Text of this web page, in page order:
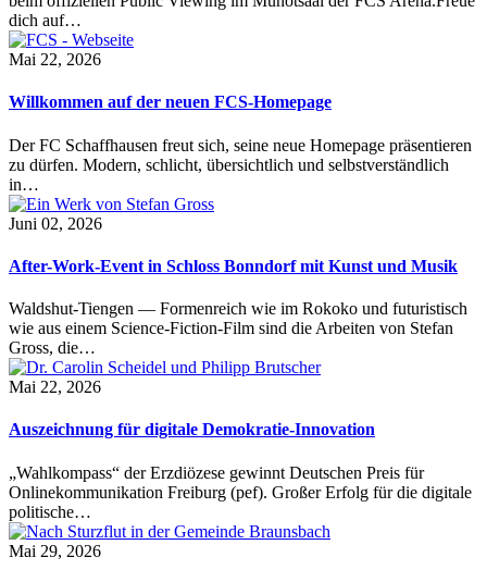
dich auf…
Mai 22, 2026
Willkommen auf der neuen FCS-Homepage
Der FC Schaffhausen freut sich, seine neue Homepage präsentieren
zu dürfen. Modern, schlicht, übersichtlich und selbstverständlich
in…
Juni 02, 2026
After-Work-Event in Schloss Bonndorf mit Kunst und Musik
Waldshut-Tiengen — Formenreich wie im Rokoko und futuristisch
wie aus einem Science-Fiction-Film sind die Arbeiten von Stefan
Gross, die…
Mai 22, 2026
Auszeichnung für digitale Demokratie-Innovation
„Wahlkompass“ der Erzdiözese gewinnt Deutschen Preis für
Onlinekommunikation Freiburg (pef). Großer Erfolg für die digitale
politische…
Mai 29, 2026